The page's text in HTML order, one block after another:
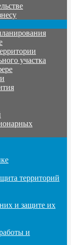
участка
территорий
и защите их
и